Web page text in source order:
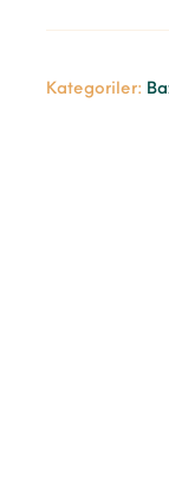
Kategoriler: